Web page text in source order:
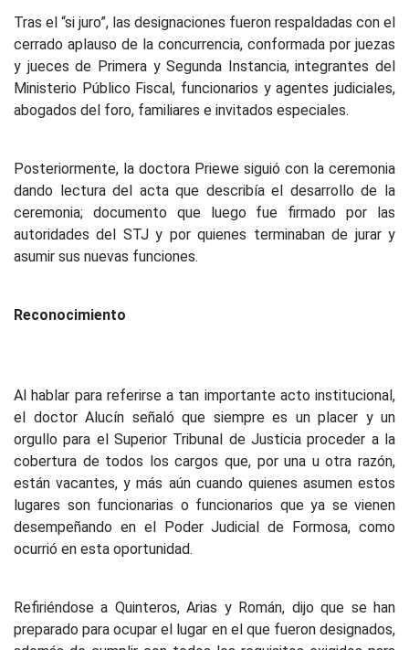
Tras el “si juro”, las designaciones fueron respaldadas con el
cerrado aplauso de la concurrencia, conformada por juezas
y jueces de Primera y Segunda Instancia, integrantes del
Ministerio Público Fiscal, funcionarios y agentes judiciales,
abogados del foro, familiares e invitados especiales.
Posteriormente, la doctora Priewe siguió con la ceremonia
dando lectura del acta que describía el desarrollo de la
ceremonia; documento que luego fue firmado por las
autoridades del STJ y por quienes terminaban de jurar y
asumir sus nuevas funciones.
Reconocimiento
Al hablar para referirse a tan importante acto institucional,
el doctor Alucín señaló que siempre es un placer y un
orgullo para el Superior Tribunal de Justicia proceder a la
cobertura de todos los cargos que, por una u otra razón,
están vacantes, y más aún cuando quienes asumen estos
lugares son funcionarias o funcionarios que ya se vienen
desempeñando en el Poder Judicial de Formosa, como
ocurrió en esta oportunidad.
Refiriéndose a Quinteros, Arias y Román, dijo que se han
preparado para ocupar el lugar en el que fueron designados,